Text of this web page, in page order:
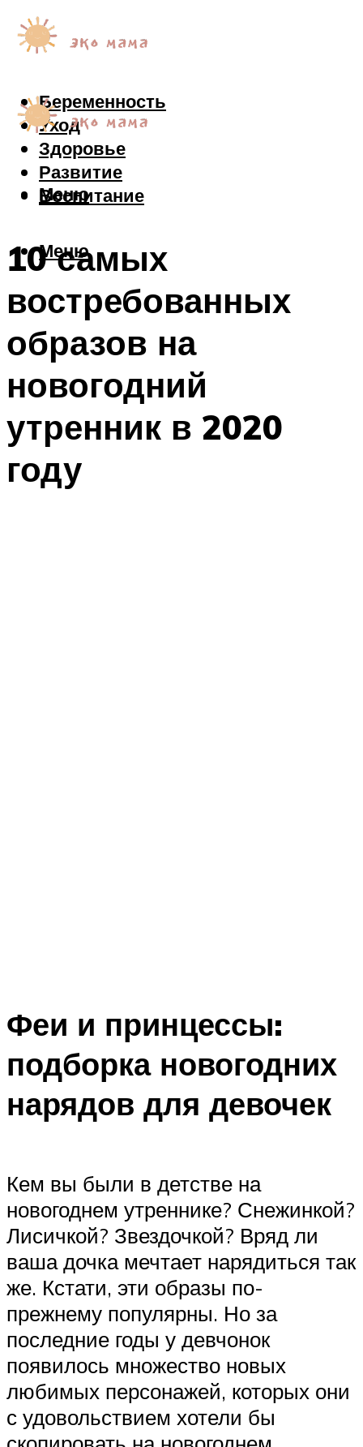
Беременность
Уход
Здоровье
Развитие
Воспитание
Меню
Меню
10 самых
востребованных
образов на
новогодний
утренник в 2020
году
Феи и принцессы:
подборка новогодних
нарядов для девочек
Кем вы были в детстве на
новогоднем утреннике? Снежинкой?
Лисичкой? Звездочкой? Вряд ли
ваша дочка мечтает нарядиться так
же. Кстати, эти образы по-
прежнему популярны. Но за
последние годы у девчонок
появилось множество новых
любимых персонажей, которых они
с удовольствием хотели бы